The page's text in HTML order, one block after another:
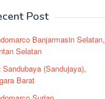
Post
Banjarmasin Selatan,
Selatan
(Sandujaya),
Barat